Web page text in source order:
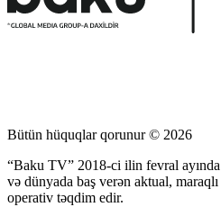
Bütün hüquqlar qorunur © 2026
“Baku TV” 2018-ci ilin fevral
və dünyada baş verən aktual,
operativ təqdim edir.